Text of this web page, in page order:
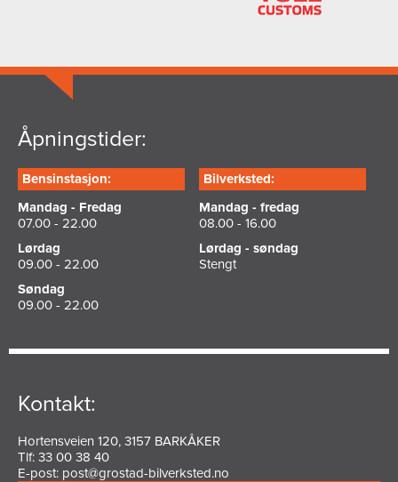
Åpningstider:
Bensinstasjon:
Mandag - Fredag
07.00 - 22.00
Lørdag
09.00 - 22.00
Søndag
09.00 - 22.00
Bilverksted:
Mandag - fredag
08.00 - 16.00
Lørdag - søndag
Stengt
Kontakt:
Hortensveien 120, 3157 BARKÅKER
Tlf: 33 00 38 40
E-post: post@grostad-bilverksted.no